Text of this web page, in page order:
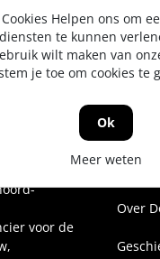
is dé
oost-,
voor de
Onze
Over
Cookies Helpen ons om
diensten te kunnen
wilt maken van
je toe om cookies te
Ok
Meer weten